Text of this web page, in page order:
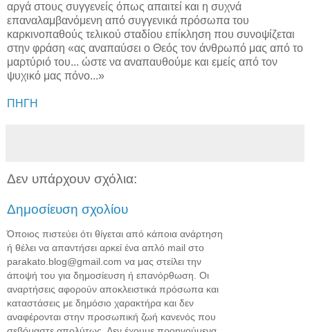
αργά στους συγγενείς όπως απαιτεί και η συχνά
επαναλαμβανόμενη από συγγενικά πρόσωπα του
καρκινοπαθούς τελικού σταδίου επίκληση που συνοψίζεται
στην φράση «ας αναπαύσει ο Θεός τον άνθρωπό μας από το
μαρτύριό του... ώστε να αναπαυθούμε και εμείς από τον
ψυχικό μας πόνο...»
ΠΗΓΗ
Δεν υπάρχουν σχόλια:
Δημοσίευση σχολίου
Όποιος πιστεύει ότι θίγεται από κάποια ανάρτηση
ή θέλει να απαντήσει αρκεί ένα απλό mail στο
parakato.blog@gmail.com να μας στείλει την
άποψή του για δημοσίευση ή επανόρθωση. Οι
αναρτήσεις αφορούν αποκλειστικά πρόσωπα και
καταστάσεις με δημόσιο χαρακτήρα και δεν
αναφέρονται στην προσωπική ζωή κανενός που